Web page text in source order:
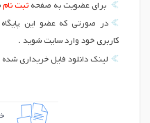
برای عضویت به صفحه ثبت نام
در صورتی که عضو این
کاربری خود وارد سایت شوید .
لینک دانلود فایل خریداری